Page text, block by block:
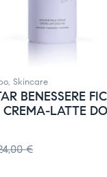
, Skincare
BENESSERE
CREMA-LATTE
€